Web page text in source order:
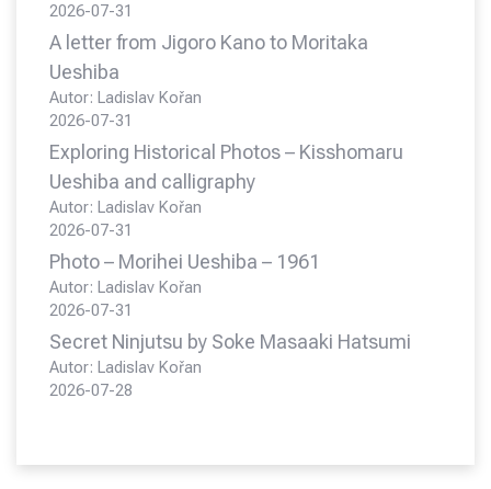
2026-07-31
A letter from Jigoro Kano to Moritaka
Ueshiba
Autor: Ladislav Kořan
2026-07-31
Exploring Historical Photos – Kisshomaru
Ueshiba and calligraphy
Autor: Ladislav Kořan
2026-07-31
Photo – Morihei Ueshiba – 1961
Autor: Ladislav Kořan
2026-07-31
Secret Ninjutsu by Soke Masaaki Hatsumi
Autor: Ladislav Kořan
2026-07-28